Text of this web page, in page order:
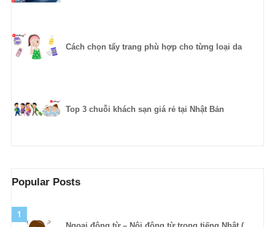
Cách chọn tẩy trang phù hợp cho từng loại da
Top 3 chuỗi khách sạn giá rẻ tại Nhật Bản
Popular Posts
1